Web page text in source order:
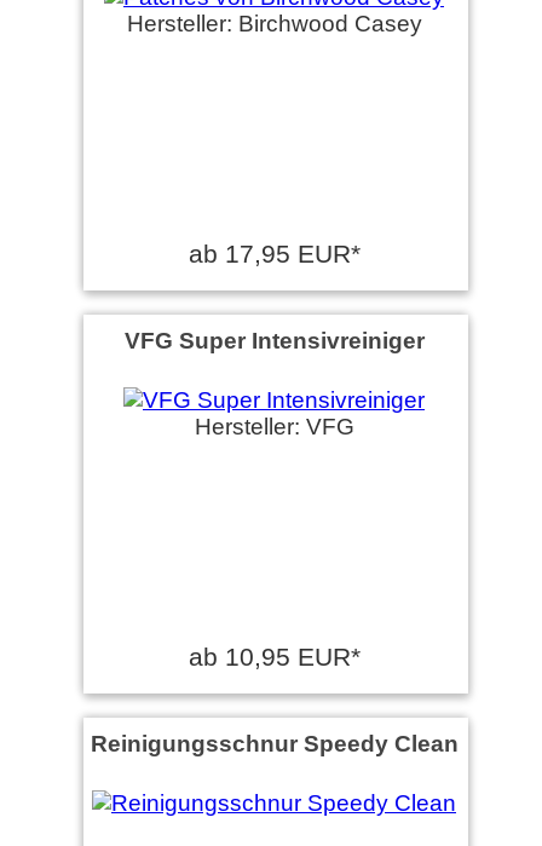
Hersteller: Birchwood Casey
ab 17,95 EUR*
VFG Super Intensivreiniger
Hersteller: VFG
ab 10,95 EUR*
Reinigungsschnur Speedy Clean